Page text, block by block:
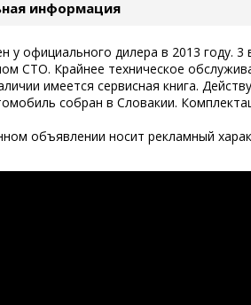
информация
у официального дилера в 2013 году.
СТО. Крайнее техническое
имеется сервисная книга.
собран в Словакии.
объявлении носит рекламный